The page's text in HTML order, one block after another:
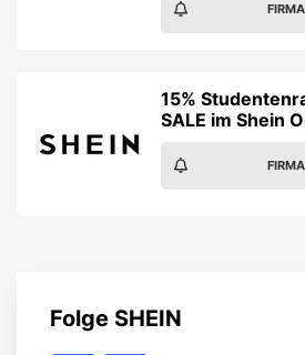
15%
SALE im Shein
Folge SHEIN